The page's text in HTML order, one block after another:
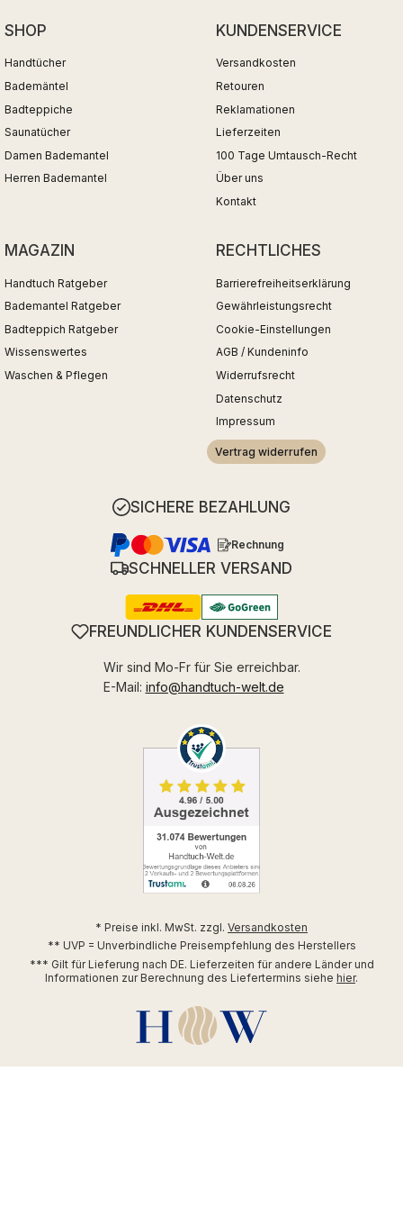
SHOP
Handtücher
Bademäntel
Badteppiche
Saunatücher
Damen Bademantel
Herren Bademantel
KUNDENSERVICE
Versandkosten
Retouren
Reklamationen
Lieferzeiten
100 Tage Umtausch-Recht
Über uns
Kontakt
MAGAZIN
Handtuch Ratgeber
Bademantel Ratgeber
Badteppich Ratgeber
Wissenswertes
Waschen & Pflegen
RECHTLICHES
Barrierefreiheitserklärung
Gewährleistungsrecht
Cookie-Einstellungen
AGB / Kundeninfo
Widerrufsrecht
Datenschutz
Impressum
Vertrag widerrufen
SICHERE BEZAHLUNG
Rechnung
SCHNELLER VERSAND
FREUNDLICHER KUNDENSERVICE
Wir sind Mo-Fr für Sie erreichbar.
E-Mail: info@handtuch-welt.de
* Preise inkl. MwSt. zzgl. Versandkosten
** UVP = Unverbindliche Preisempfehlung des Herstellers
*** Gilt für Lieferung nach DE. Lieferzeiten für andere Länder und
Informationen zur Berechnung des Liefertermins siehe hier.